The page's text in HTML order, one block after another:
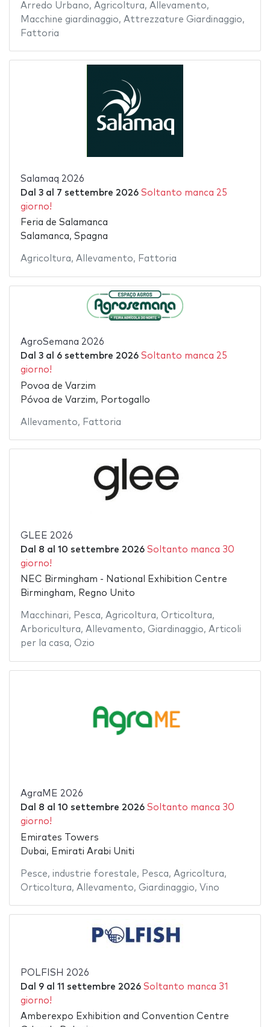
Arredo Urbano, Agricoltura, Allevamento,
Macchine giardinaggio, Attrezzature Giardinaggio,
Fattoria
Salamaq 2026
Dal 3al 7 settembre 2026 Soltanto manca 25
giorno!
Feria de Salamanca
Salamanca, Spagna
Agricoltura, Allevamento, Fattoria
AgroSemana 2026
Dal 3al 6 settembre 2026 Soltanto manca 25
giorno!
Povoa de Varzim
Póvoa de Varzim, Portogallo
Allevamento, Fattoria
GLEE 2026
Dal 8 al 10 settembre 2026 Soltanto manca 30
giorno!
NEC Birmingham - National Exhibition Centre
Birmingham, Regno Unito
Macchinari, Pesca, Agricoltura, Orticoltura,
Arboricultura, Allevamento, Giardinaggio, Articoli
per la casa, Ozio
AgraME 2026
Dal 8 al 10 settembre 2026 Soltanto manca 30
giorno!
Emirates Towers
Dubai, Emirati Arabi Uniti
Pesce, industrie forestale, Pesca, Agricoltura,
Orticoltura, Allevamento, Giardinaggio, Vino
POLFISH 2026
Dal 9al 11 settembre 2026 Soltanto manca 31
giorno!
Amberexpo Exhibition and Convention Centre